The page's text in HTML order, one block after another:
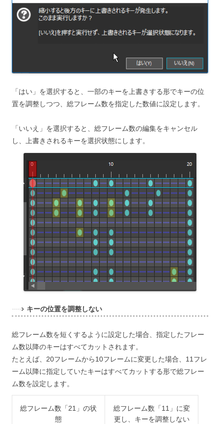
「はい」を選択すると、一部のキーを上書きする形でキーの位
置を調整しつつ、総フレーム数を指定した数値に設定します。
「いいえ」を選択すると、総フレーム数の編集をキャンセル
し、上書きされるキーを選択状態にします。
キーの位置を調整しない
総フレーム数を短くするように設定した場合、指定したフレー
ム数以降のキーはすべてカットされます。
たとえば、20フレームから10フレームに変更した場合、11フレ
ーム以降に指定していたキーはすべてカットする形で総フレー
ム数を設定します。
総フレーム数「21」の状
態
総フレーム数「11」に変
更し、キーを調整しない